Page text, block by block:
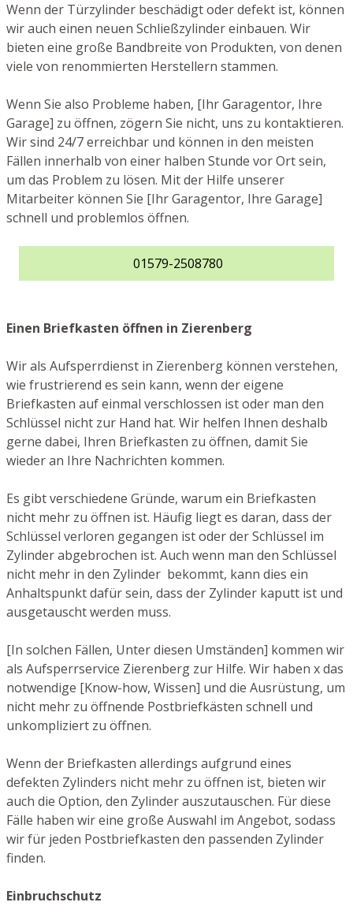
Wenn der Türzylinder beschädigt oder defekt ist, können
wir auch einen neuen Schließzylinder einbauen. Wir
bieten eine große Bandbreite von Produkten, von denen
viele von renommierten Herstellern stammen.
Wenn Sie also Probleme haben, [Ihr Garagentor, Ihre
Garage] zu öffnen, zögern Sie nicht, uns zu kontaktieren.
Wir sind 24/7 erreichbar und können in den meisten
Fällen innerhalb von einer halben Stunde vor Ort sein,
um das Problem zu lösen. Mit der Hilfe unserer
Mitarbeiter können Sie [Ihr Garagentor, Ihre Garage]
schnell und problemlos öffnen.
01579-2508780
Einen Briefkasten öffnen in Zierenberg
Wir als Aufsperrdienst in Zierenberg können verstehen,
wie frustrierend es sein kann, wenn der eigene
Briefkasten auf einmal verschlossen ist oder man den
Schlüssel nicht zur Hand hat. Wir helfen Ihnen deshalb
gerne dabei, Ihren Briefkasten zu öffnen, damit Sie
wieder an Ihre Nachrichten kommen.
Es gibt verschiedene Gründe, warum ein Briefkasten
nicht mehr zu öffnen ist. Häufig liegt es daran, dass der
Schlüssel verloren gegangen ist oder der Schlüssel im
Zylinder abgebrochen ist. Auch wenn man den Schlüssel
nicht mehr in den Zylinder bekommt, kann dies ein
Anhaltspunkt dafür sein, dass der Zylinder kaputt ist und
ausgetauscht werden muss.
[In solchen Fällen, Unter diesen Umständen] kommen wir
als Aufsperrservice Zierenberg zur Hilfe. Wir haben x das
notwendige [Know-how, Wissen] und die Ausrüstung, um
nicht mehr zu öffnende Postbriefkästen schnell und
unkompliziert zu öffnen.
Wenn der Briefkasten allerdings aufgrund eines
defekten Zylinders nicht mehr zu öffnen ist, bieten wir
auch die Option, den Zylinder auszutauschen. Für diese
Fälle haben wir eine große Auswahl im Angebot, sodass
wir für jeden Postbriefkasten den passenden Zylinder
finden.
Einbruchschutz